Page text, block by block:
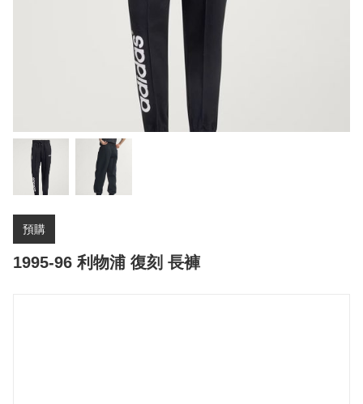
預購
1995-96 利物浦 復刻 長褲